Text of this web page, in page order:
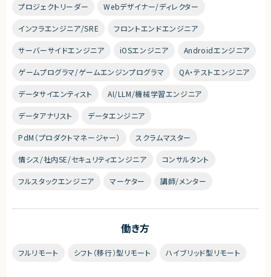
プロジェクトリーダー Webデザイナー/ディレクター
インフラエンジニア/SRE フロントエンドエンジニア
サーバーサイドエンジニア iOSエンジニア Androidエンジニア
ゲームプログラマ/ゲームエンジンプログラマ QA・テストエンジニア
データサイエンティスト AI/LLM/機械学習エンジニア
データアナリスト データエンジニア
PdM（プロダクトマネージャー） スクラムマスター
情シス/社内SE/セキュリティエンジニア コンサルタント
フルスタックエンジニア マーケター 講師/メンター
働き方
フルリモート シフト（移行）型リモート ハイブリッド型リモート